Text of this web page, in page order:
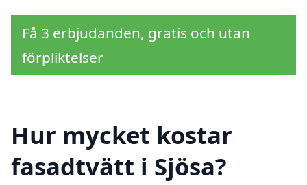
Få 3 erbjudanden, gratis och utan
förpliktelser
Hur mycket kostar
fasadtvätt i Sjösa?